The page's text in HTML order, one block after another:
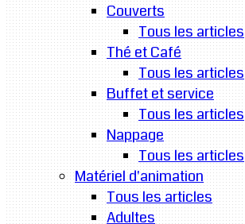
Couverts
Tous les articles
Thé et Café
Tous les articles
Buffet et service
Tous les articles
Nappage
Tous les articles
Matériel d'animation
Tous les articles
Adultes